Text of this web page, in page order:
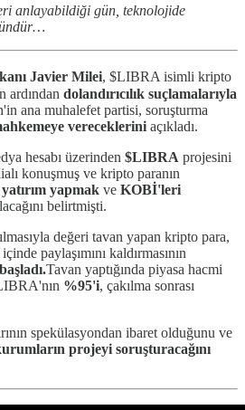
anlayabildiği gün, teknolojide
Javier Milei, $LIBRA isimli kripto
ardından dolandırıcılık suçlamalarıyla
ana muhalefet partisi, soruşturma
vereceklerini açıkladı.
hesabı üzerinden $LIBRA projesini
konuşmuş ve kripto paranın
yapmak ve KOBİ'leri
belirtmişti.
değeri tavan yapan kripto para,
paylaşımını kaldırmasının
Tavan yaptığında piyasa hacmi
%95'i, çakılma sonrası
spekülasyondan ibaret olduğunu ve
projeyi soruşturacağını